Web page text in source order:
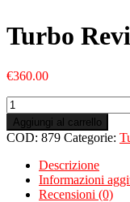
Turbo
€360.00
Turbo
Revisionato
per
VOLKSWAGENGolf
VI2.0
TDiCBAB
quantità
Aggiungi al carrello
COD: 879 Categorie:
Descrizione
Informazioni
Recensioni (0)